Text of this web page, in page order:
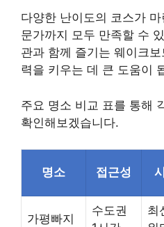
다양한 난이도의 코스가
문가까지 모두 만족할 수
관과 함께 즐기는 웨이크
력을 키우는 데 큰 도움이
주요 명소 비교 표를 통해
확인해보겠습니다.
명소 접근성
가평빠지
수도권
최